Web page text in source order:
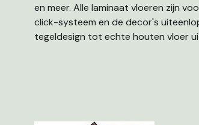
en meer. Alle laminaat vloeren zijn
click-systeem en de decor's
tegeldesign tot echte houten vloer